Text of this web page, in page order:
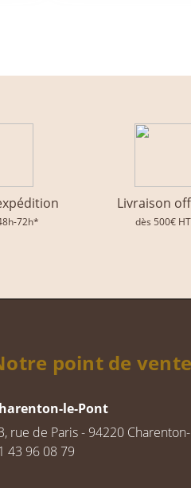
72h*
Livraison
dès 500€
point de vente
le-Pont
rue de Paris - 94220
43 96 08 79